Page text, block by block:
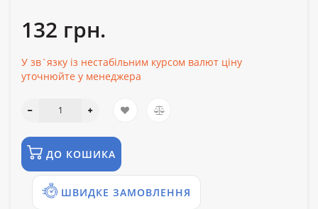
132 грн.
У зв`язку із нестабільним курсом валют ціну
уточнюйте у менеджера
ДО КОШИКА
ШВИДКЕ ЗАМОВЛЕННЯ